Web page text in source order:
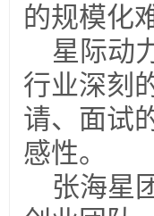
的规模化
星际动
行业深刻
请、面试
感性。
张海星